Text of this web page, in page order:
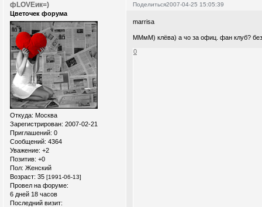
Поделиться2007-04-25 15:05:39
фLOVEик=)
Цветочек форума
Откуда: Москва
Зарегистрирован: 2007-02-21
Приглашений: 0
Сообщений: 4364
Уважение: +2
Позитив: +0
Пол: Женский
Возраст: 35 [1991-06-13]
Провел на форуме:
6 дней 18 часов
Последний визит:
marrisa
ММмМ) клёва) а чо за офиц. фан клуб? без
0